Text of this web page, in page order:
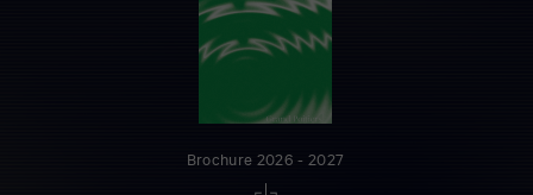
Brochure 2026 - 2027